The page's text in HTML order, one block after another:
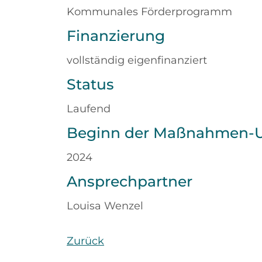
Kommunales Förderprogramm
Finanzierung
vollständig eigenfinanziert
Status
Laufend
Beginn der Maßnahmen-
2024
Ansprechpartner
Louisa Wenzel
Zurück